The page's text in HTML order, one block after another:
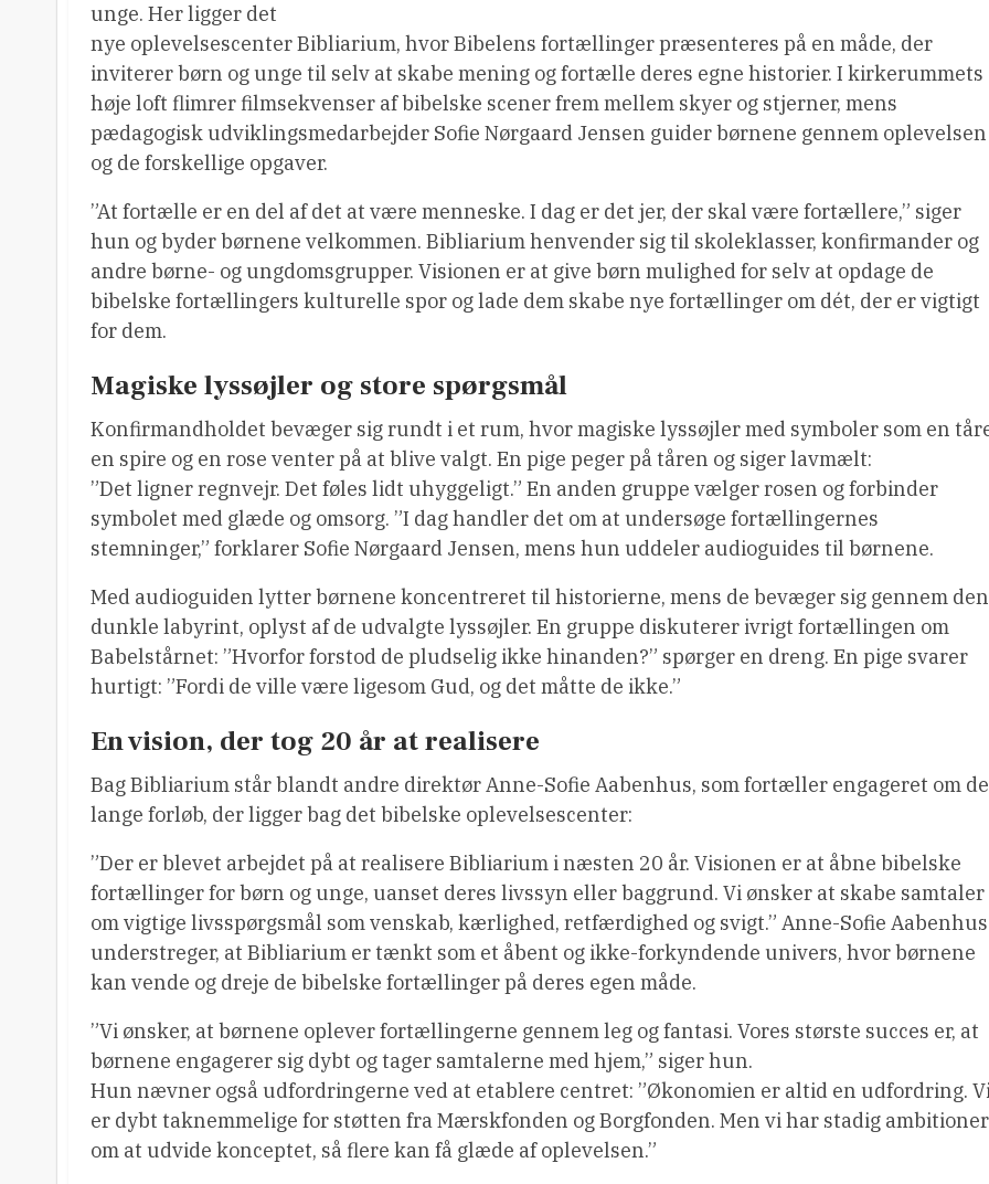
unge. Her ligger det
nye oplevelsescenter Bibliarium, hvor Bibelens fortællinger præsenteres på en måde, der
inviterer børn og unge til selv at skabe mening og fortælle deres egne historier. I kirkerummets
høje loft flimrer filmsekvenser af bibelske scener frem mellem skyer og stjerner, mens
pædagogisk udviklingsmedarbejder Sofie Nørgaard Jensen guider børnene gennem oplevelsen
og de forskellige opgaver.
”At fortælle er en del af det at være menneske. I dag er det jer, der skal være fortællere,” siger
hun og byder børnene velkommen. Bibliarium henvender sig til skoleklasser, konfirmander og
andre børne- og ungdomsgrupper. Visionen er at give børn mulighed for selv at opdage de
bibelske fortællingers kulturelle spor og lade dem skabe nye fortællinger om dét, der er vigtigt
for dem.
Magiske lyssøjler og store spørgsmål
Konfirmandholdet bevæger sig rundt i et rum, hvor magiske lyssøjler med symboler som en
en spire og en rose venter på at blive valgt. En pige peger på tåren og siger lavmælt:
”Det ligner regnvejr. Det føles lidt uhyggeligt.” En anden gruppe vælger rosen og forbinder
symbolet med glæde og omsorg. ”I dag handler det om at undersøge fortællingernes
stemninger,” forklarer Sofie Nørgaard Jensen, mens hun uddeler audioguides til børnene.
Med audioguiden lytter børnene koncentreret til historierne, mens de bevæger sig gennem den
dunkle labyrint, oplyst af de udvalgte lyssøjler. En gruppe diskuterer ivrigt fortællingen om
Babelstårnet: ”Hvorfor forstod de pludselig ikke hinanden?” spørger en dreng. En pige svarer
hurtigt: ”Fordi de ville være ligesom Gud, og det måtte de ikke.”
En vision, der tog 20 år at realisere
Bag Bibliarium står blandt andre direktør Anne-Sofie Aabenhus, som fortæller engageret om
lange forløb, der ligger bag det bibelske oplevelsescenter:
”Der er blevet arbejdet på at realisere Bibliarium i næsten 20 år. Visionen er at åbne bibelske
fortællinger for børn og unge, uanset deres livssyn eller baggrund. Vi ønsker at skabe samtaler
om vigtige livsspørgsmål som venskab, kærlighed, retfærdighed og svigt.” Anne-Sofie Aabenhus
understreger, at Bibliarium er tænkt som et åbent og ikke-forkyndende univers, hvor børnene
kan vende og dreje de bibelske fortællinger på deres egen måde.
”Vi ønsker, at børnene oplever fortællingerne gennem leg og fantasi. Vores største succes er, at
børnene engagerer sig dybt og tager samtalerne med hjem,” siger hun.
Hun nævner også udfordringerne ved at etablere centret: ”Økonomien er altid en udfordring.
er dybt taknemmelige for støtten fra Mærskfonden og Borgfonden. Men vi har stadig ambitioner
om at udvide konceptet, så flere kan få glæde af oplevelsen.”